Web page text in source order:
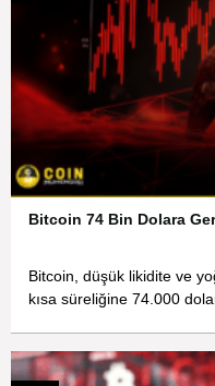
Bitcoin 74 Bin Dolara
Bitcoin, düşük likidite ve
kısa süreliğine 74.000